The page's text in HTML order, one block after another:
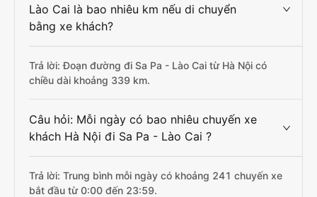
Lào Cai là bao nhiêu km nếu di chuyển
bằng xe khách?
Trả lời: Đoạn đường đi Sa Pa - Lào Cai từ Hà Nội có
chiều dài khoảng 339 km.
Câu hỏi: Mỗi ngày có bao nhiêu chuyến xe
khách Hà Nội đi Sa Pa - Lào Cai ?
Trả lời: Trung bình mỗi ngày có khoảng 241 chuyến xe
bắt đầu từ 0:00 đến 23:59.